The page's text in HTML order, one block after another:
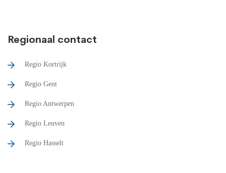
Regionaal contact
Regio Kortrijk
Regio Gent
Regio Antwerpen
Regio Leuven
Regio Hasselt